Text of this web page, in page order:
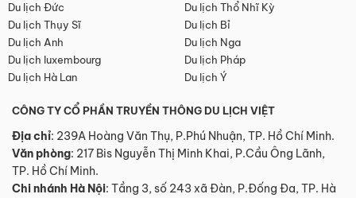
Du lịch Đức
Du lịch Thổ Nhĩ Kỳ
Du lịch Thụy Sĩ
Du lịch Bỉ
Du lịch Anh
Du lịch Nga
Du lịch luxembourg
Du lịch Pháp
Du lịch Hà Lan
Du lịch Ý
CÔNG TY CỔ PHẦN TRUYỀN THÔNG DU LỊCH VIỆT
Địa chỉ: 239A Hoàng Văn Thụ, P.Phú Nhuận, TP. Hồ Chí Minh.
Văn phòng: 217 Bis Nguyễn Thị Minh Khai, P.Cầu Ông Lãnh,
TP. Hồ Chí Minh.
Chi nhánh Hà Nội: Tầng 3, số 243 xã Đàn, P.Đống Đa, TP. Hà